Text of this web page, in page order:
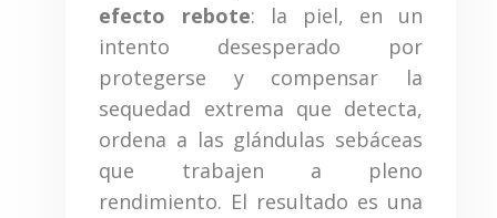
efecto rebote: la piel, en un
intento desesperado por
protegerse y compensar la
sequedad extrema que detecta,
ordena a las glándulas sebáceas
que trabajen a pleno
rendimiento. El resultado es una